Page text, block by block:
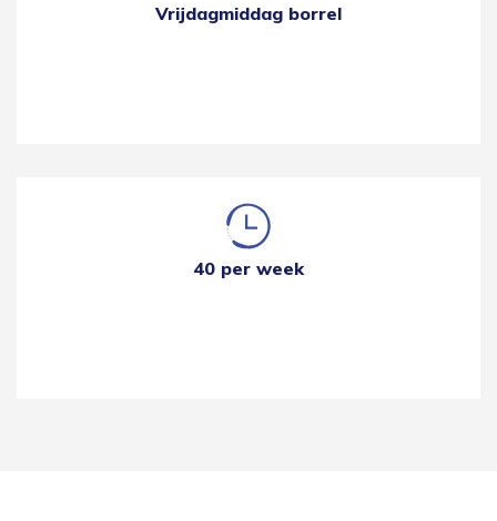
Vrijdagmiddag borrel
40 per week